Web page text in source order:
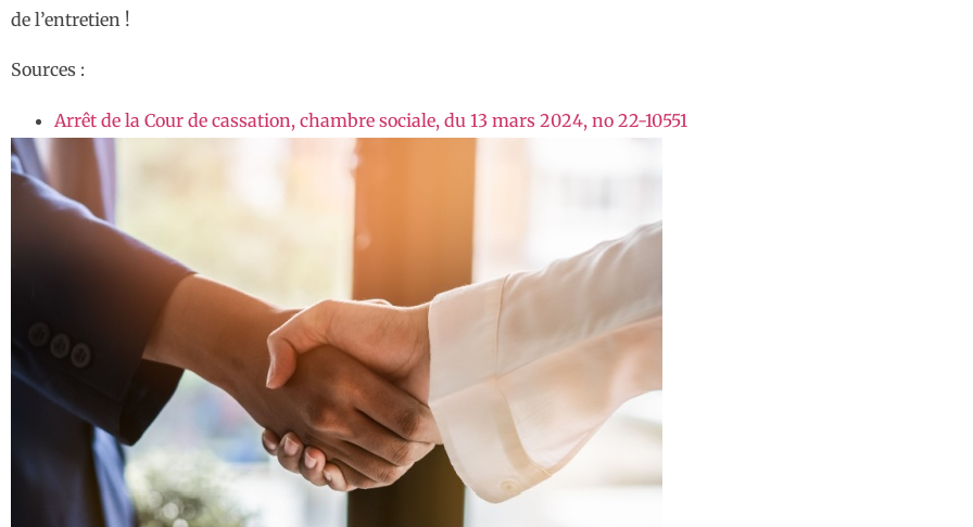
de l’entretien !
Sources :
Arrêt de la Cour de cassation, chambre sociale, du 13 mars 2024, no 22-10551